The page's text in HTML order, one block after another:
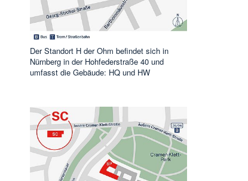
Der Standort H der Ohm befindet sich in
Nürnberg in der Hohfederstraße 40 und
umfasst die Gebäude: HQ und HW